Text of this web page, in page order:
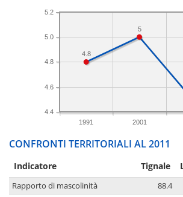
1991 2001
4.4
4.6
4.8
5.0
5.2
5
4.8
CONFRONTI TERRITORIALI AL 2011
Indicatore Tignale
Rapporto di mascolinità 88.4